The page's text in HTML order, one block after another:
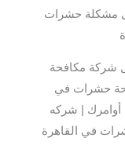
مشكلة حشرات
شركة مكافحة
حشرات في
أوامرك | شركه
في القاهرة